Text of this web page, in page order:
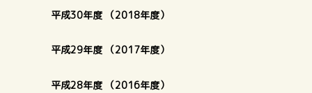
平成30年度 （2018年度）
平成29年度 （2017年度）
平成28年度 （2016年度）